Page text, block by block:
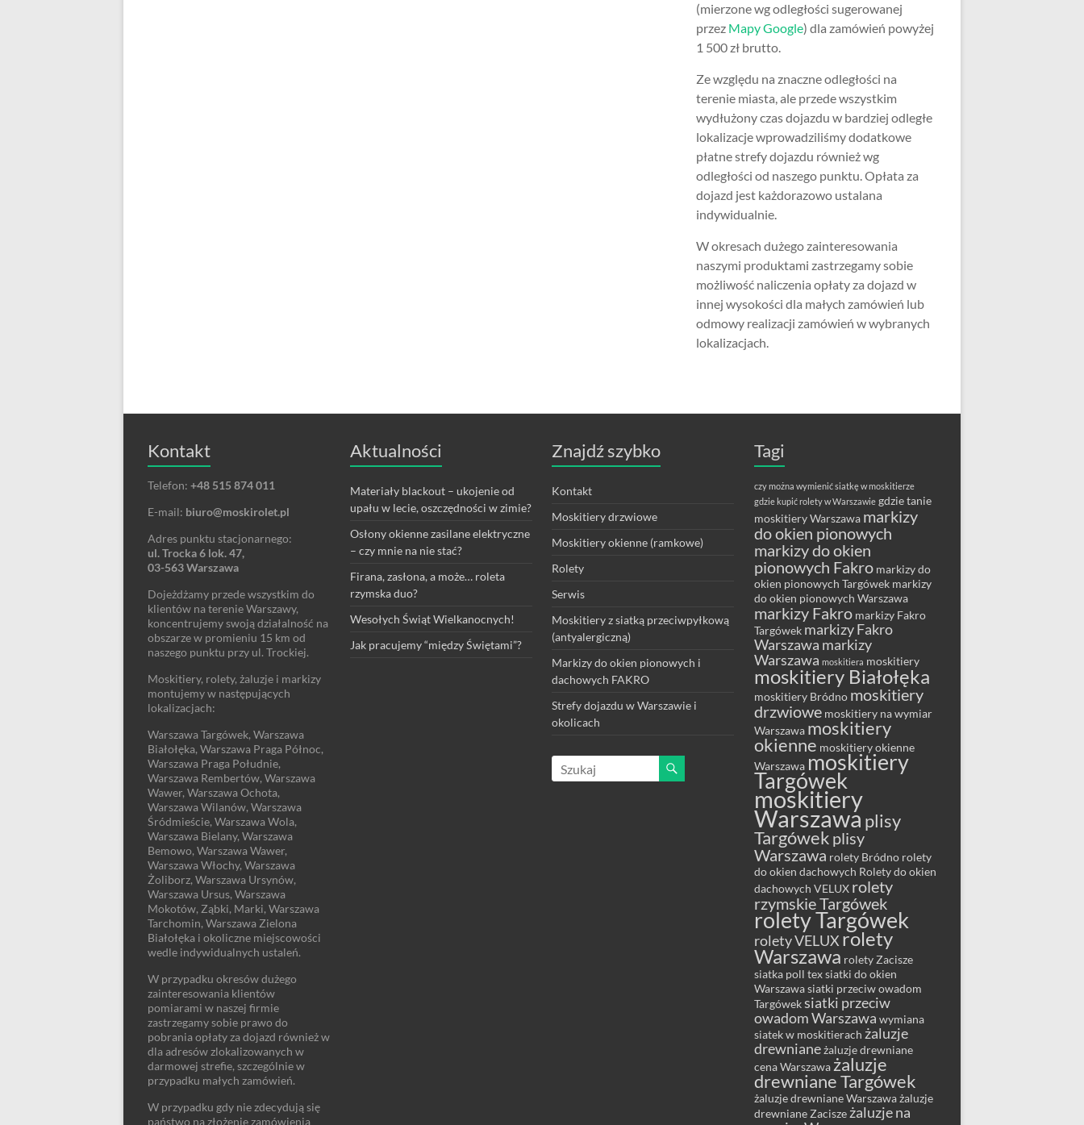
(mierzone wg odległości sugerowanej
przez Mapy Google) dla zamówień powyżej
1 500 zł brutto.
Ze względu na znaczne odległości na
terenie miasta, ale przede wszystkim
wydłużony czas dojazdu w bardziej odległe
lokalizacje wprowadziliśmy dodatkowe
płatne strefy dojazdu również wg
odległości od naszego punktu. Opłata za
dojazd jest każdorazowo ustalana
indywidualnie.
W okresach dużego zainteresowania
naszymi produktami zastrzegamy sobie
możliwość naliczenia opłaty za dojazd w
innej wysokości dla małych zamówień lub
odmowy realizacji zamówień w wybranych
lokalizacjach.
Kontakt
Telefon: +48 515 874 011
E-mail: biuro@moskirolet.pl
Adres punktu stacjonarnego:
ul. Trocka 6 lok. 47,
03-563 Warszawa
Dojeżdżamy przede wszystkim do
klientów na terenie Warszawy,
koncentrujemy swoją działalność na
obszarze w promieniu 15 km od
naszego punktu przy ul. Trockiej.
Moskitiery, rolety, żaluzje i markizy
montujemy w następujących
lokalizacjach:
Warszawa Targówek, Warszawa
Białołęka, Warszawa Praga Północ,
Warszawa Praga Południe,
Warszawa Rembertów, Warszawa
Wawer, Warszawa Ochota,
Warszawa Wilanów, Warszawa
Śródmieście, Warszawa Wola,
Warszawa Bielany, Warszawa
Bemowo, Warszawa Wawer,
Warszawa Włochy, Warszawa
Żoliborz, Warszawa Ursynów,
Warszawa Ursus, Warszawa
Mokotów, Ząbki, Marki, Warszawa
Tarchomin, Warszawa Zielona
Białołęka i okoliczne miejscowości
wedle indywidualnych ustaleń.
W przypadku okresów dużego
zainteresowania klientów
pomiarami w naszej firmie
zastrzegamy sobie prawo do
pobrania opłaty za dojazd również w
dla adresów zlokalizowanych w
darmowej strefie, szczególnie w
przypadku małych zamówień.
W przypadku gdy nie zdecydują się
państwo na złożenie zamówienia
Aktualności
Materiały blackout – ukojenie od
upału w lecie, oszczędności w zimie?
Osłony okienne zasilane elektryczne
– czy mnie na nie stać?
Firana, zasłona, a może… roleta
rzymska duo?
Wesołych Świąt Wielkanocnych!
Jak pracujemy “między Świętami”?
Znajdź szybko
Kontakt
Moskitiery drzwiowe
Moskitiery okienne (ramkowe)
Rolety
Serwis
Moskitiery z siatką przeciwpyłkową
(antyalergiczną)
Markizy do okien pionowych i
dachowych FAKRO
Strefy dojazdu w Warszawie i
okolicach
Tagi
czy można wymienić siatkę w moskitierze
gdzie kupić rolety w Warszawie gdzie tanie
moskitiery Warszawa markizy
do okien pionowych
markizy do okien
pionowych Fakro markizy do
okien pionowych Targówek markizy
do okien pionowych Warszawa
markizy Fakro markizy Fakro
Targówek markizy Fakro
Warszawa markizy
Warszawa moskitiera moskitiery
moskitiery Białołęka
moskitiery Bródno moskitiery
drzwiowe moskitiery na wymiar
Warszawa moskitiery
okienne moskitiery okienne
Warszawa moskitiery
Targówek
moskitiery
Warszawa plisy
Targówek plisy
Warszawa rolety Bródno rolety
do okien dachowych Rolety do okien
dachowych VELUX rolety
rzymskie Targówek
rolety Targówek
rolety VELUX rolety
Warszawa rolety Zacisze
siatka poll tex siatki do okien
Warszawa siatki przeciw owadom
Targówek siatki przeciw
owadom Warszawa wymiana
siatek w moskitierach żaluzje
drewniane żaluzje drewniane
cena Warszawa żaluzje
drewniane Targówek
żaluzje drewniane Warszawa żaluzje
drewniane Zacisze żaluzje na